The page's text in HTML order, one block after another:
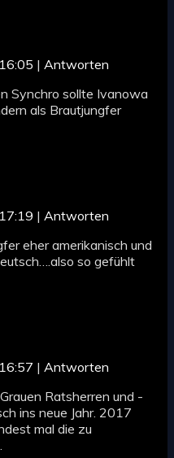
| Antworten
Synchro sollte Ivanowa
als Brautjungfer
| Antworten
eher amerikanisch und
so gefühlt
| Antworten
Ratsherren und -
ins neue Jahr. 2017
mal die zu